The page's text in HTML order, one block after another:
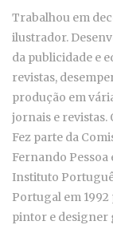
Trabalhou em
ilustrador.
da publicidade e
revistas,
produção em
jornais e revistas.
Fez parte da
Fernando
Instituto
Portugal em
pintor e designer